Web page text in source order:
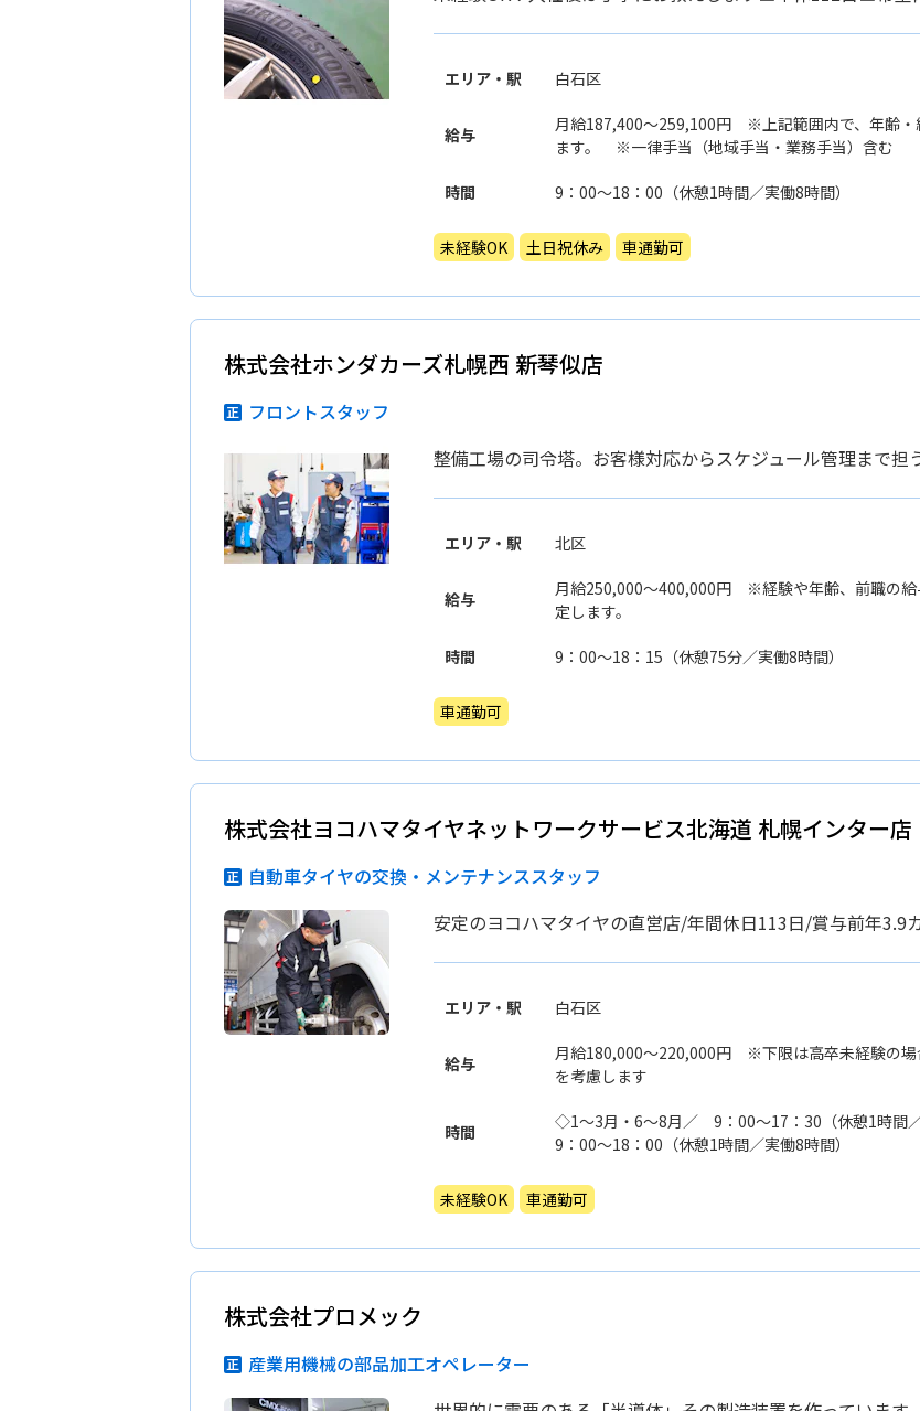
エリア・駅 白石区
給与
月給187,400〜259,100円 ※上記範囲内で、年齢・
ます。 ※一律手当（地域手当・業務手当）含む
時間 9：00〜18：00（休憩1時間／実働8時間）
未経験OK 土日祝休み 車通勤可
株式会社ホンダカーズ札幌西 新琴似店
フロントスタッフ
整備工場の司令塔。お客様対応からスケジュール管理まで
エリア・駅 北区
給与
月給250,000〜400,000円 ※経験や年齢、前職の給
定します。
時間 9：00〜18：15（休憩75分／実働8時間）
車通勤可
株式会社ヨコハマタイヤネットワークサービス北海道 札幌インター店
自動車タイヤの交換・メンテナンススタッフ
安定のヨコハマタイヤの直営店/年間休日113日/賞与前年3.9
エリア・駅 白石区
給与
月給180,000〜220,000円 ※下限は高卒未経験の
を考慮します
時間
◇1〜3月・6〜8月／ 9：00〜17：30（休憩1時
9：00〜18：00（休憩1時間／実働8時間）
未経験OK 車通勤可
株式会社プロメック
産業用機械の部品加工オペレーター